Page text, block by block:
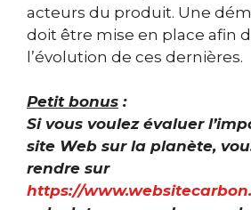
acteurs du produit. Une
doit être mise en place afin
l’évolution de ces dernières.
Petit bonus :
Si vous voulez évaluer
site Web sur la planète,
rendre sur
https://